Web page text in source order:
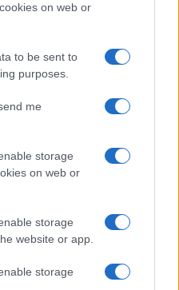
on web or
to be sent to
purposes.
me
storage
on web or
storage
website or app.
storage